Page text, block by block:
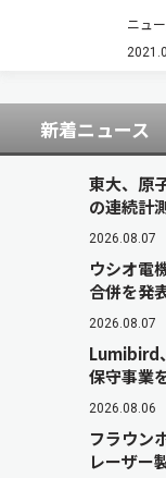
震モ
（ニ
ニュ
新着ニュース
東大、原
の連続計
2026.08.07
ウシオ電
合併を発
2026.08.07
Lumibird
保守事業
2026.08.06
フラウン
レーザー